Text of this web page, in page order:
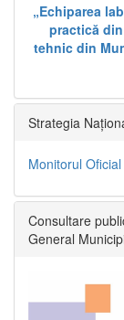
„Echiparea
practică
tehnic din
Strategia
Monitorul
Consultare
General